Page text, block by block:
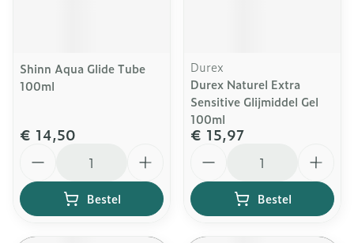
Shinn Aqua Glide Tube
100ml
€ 14,50
Bestel
Durex
Durex Naturel Extra
Sensitive Glijmiddel Gel
100ml
€ 15,97
Bestel